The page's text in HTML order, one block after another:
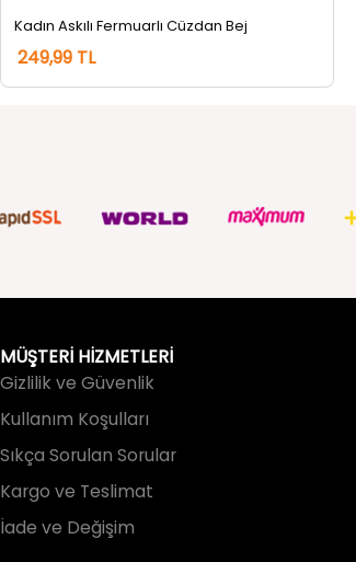
MÜŞTERİ HİZMETLERİ
Gizlilik ve Güvenlik
Kullanım Koşulları
Sıkça Sorulan Sorular
Kargo ve Teslimat